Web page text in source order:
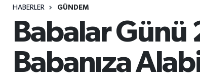
HABERLER GÜNDEM
Babalar Günü
Babanıza
Seri İlan
Siyaset